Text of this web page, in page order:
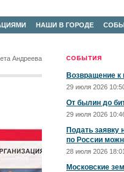
НАШИ В ГОРОДЕ
СОБЫТИЯ
Возвращение к
29 июля 2026
От былин до
29 июля 2026
Подать заявку
по России
28 июля 2026 18:01
Московские
Андреева